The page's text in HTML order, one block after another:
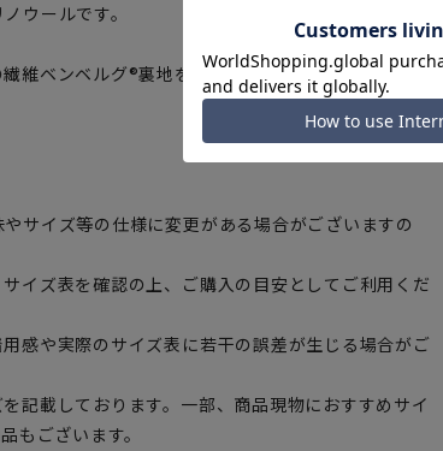
ウールです。
維ベンベルグ®裏地を採用。滑らかな着心地をサポー
サイズ等の仕様に変更がある場合がございますの
イズ表を確認の上、ご購入の目安としてご利用くだ
感や実際のサイズ表に若干の誤差が生じる場合がご
記載しております。一部、商品現物におすすめサイ
もございます。